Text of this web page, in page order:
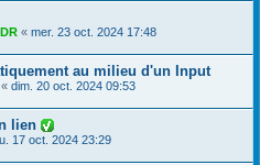
« mer. 23 oct. 2024 17:48
au milieu d'un Input
« dim. 20 oct. 2024 09:53
lien
17 oct. 2024 23:29